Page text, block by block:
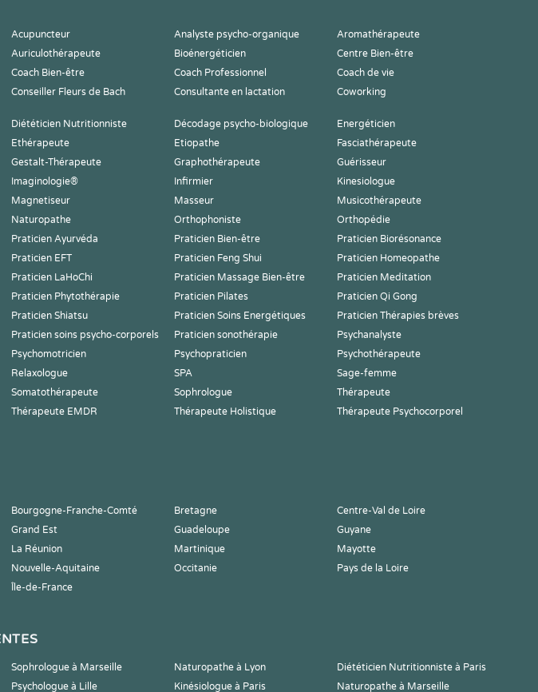
Acupuncteur Analyste psycho-organique
Aromathérapeute
Auriculothérapeute Bioénergéticien
Centre Bien-être
Coach Bien-être Coach Professionnel
Coach de vie
Conseiller Fleurs de Bach Consultante en lactation Coworking
Diététicien Nutritionniste Décodage psycho-biologique
Energéticien
Ethérapeute Etiopathe
Fasciathérapeute
Gestalt-Thérapeute Graphothérapeute
Guérisseur
Imaginologie® Infirmier
Kinesiologue
Magnetiseur Masseur
Musicothérapeute
Naturopathe Orthophoniste
Orthopédie
Praticien Ayurvéda Praticien Bien-être
Praticien Biorésonance
Praticien EFT Praticien Feng Shui
Praticien Homeopathe
Praticien LaHoChi Praticien Massage Bien-être
Praticien Meditation
Praticien Phytothérapie Praticien Pilates
Praticien Qi Gong
Praticien Shiatsu Praticien Soins Energétiques
Praticien Thérapies brèves
Praticien soins psycho-corporels Praticien sonothérapie
Psychanalyste
Psychomotricien Psychopraticien
Psychothérapeute
Relaxologue SPA
Sage-femme
Somatothérapeute Sophrologue
Thérapeute
Thérapeute EMDR Thérapeute Holistique
Thérapeute Psychocorporel
Bourgogne-Franche-Comté Bretagne
Centre-Val de Loire
Grand Est Guadeloupe
Guyane
La Réunion Martinique
Mayotte
Nouvelle-Aquitaine Occitanie
Pays de la Loire
Île-de-France
Sophrologue à Marseille Naturopathe à Lyon
Diététicien Nutritionniste à Paris
Psychologue à Lille Kinésiologue à Paris Naturopathe à Marseille